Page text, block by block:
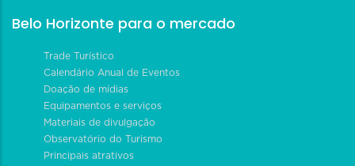
Belo Horizonte para o mercado
Trade Turístico
Calendário Anual de Eventos
Doação de mídias
Equipamentos e serviços
Materiais de divulgação
Observatório do Turismo
Principais atrativos